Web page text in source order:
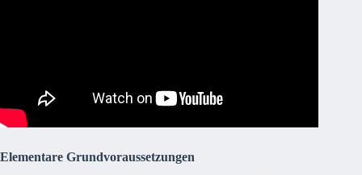
Elementare Grundvoraussetzungen